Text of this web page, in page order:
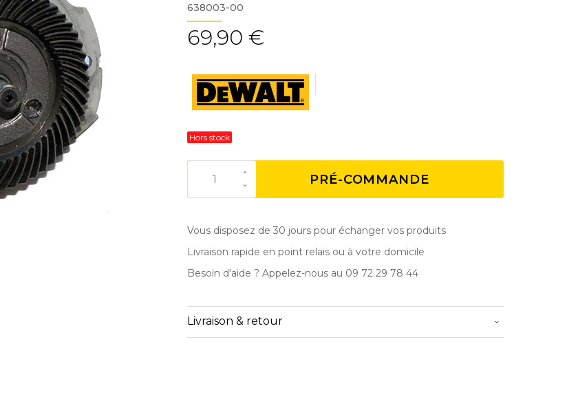
638003-00
69,90 €
Hors stock
PRÉ-COMMANDE
Vous disposez de 30 jours pour échanger vos produits
Livraison rapide en point relais ou à votre domicile
Besoin d'aide ? Appelez-nous au 09 72 29 78 44
Livraison & retour